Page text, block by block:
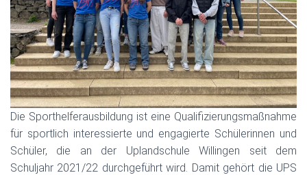
Die Sporthelferausbildung ist eine Qualifizierungsmaßnahme
für sportlich interessierte und engagierte Schülerinnen und
Schüler, die an der Uplandschule Willingen seit dem
Schuljahr 2021/22 durchgeführt wird. Damit gehört die UPS